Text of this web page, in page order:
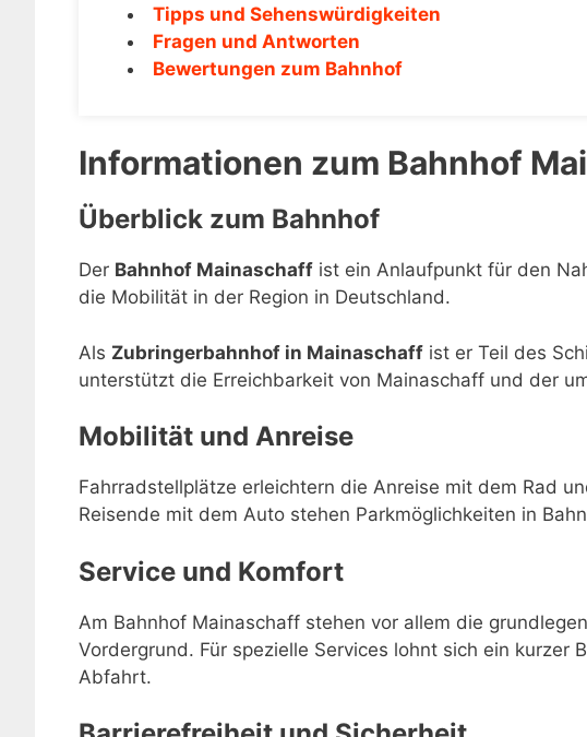
Tipps und Sehenswürdigkeiten
Fragen und Antworten
Bewertungen zum Bahnhof
Informationen zum Bahnhof
Überblick zum Bahnhof
Der Bahnhof Mainaschaff ist ein Anlaufpunkt für den
die Mobilität in der Region in Deutschland.
Als Zubringerbahnhof in Mainaschaff ist er Teil des
unterstützt die Erreichbarkeit von Mainaschaff und der
Mobilität und Anreise
Fahrradstellplätze erleichtern die Anreise mit dem Rad
Reisende mit dem Auto stehen Parkmöglichkeiten in
Service und Komfort
Am Bahnhof Mainaschaff stehen vor allem die
Vordergrund. Für spezielle Services lohnt sich ein kurzer
Abfahrt.